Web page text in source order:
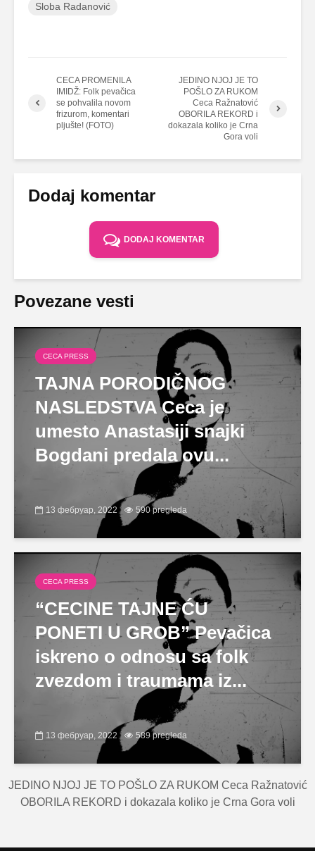
Sloba Radanović
CECA PROMENILA
IMIDŽ: Folk pevačica
se pohvalila novom
frizurom, komentari
pljušte! (FOTO)
JEDINO NJOJ JE TO
POŠLO ZA RUKOM
Ceca Ražnatović
OBORILA REKORD i
dokazala koliko je Crna
Gora voli
Dodaj komentar
DODAJ KOMENTAR
Povezane vesti
CECA PRESS
TAJNA PORODIČNOG
NASLEDSTVA Ceca je
umesto Anastasiji snajki
Bogdani predala ovu...
13 фебруар, 2022 590 pregleda
CECA PRESS
“CECINE TAJNE ĆU
PONETI U GROB” Pevačica
iskreno o odnosu sa folk
zvezdom i traumama iz...
13 фебруар, 2022 589 pregleda
JEDINO NJOJ JE TO POŠLO ZA RUKOM Ceca Ražnatović
OBORILA REKORD i dokazala koliko je Crna Gora voli